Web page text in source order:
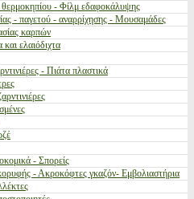
- Φίλμ εδαφοκάλυψης
- παγετού - αναρρίχησης - Μουσαμάδες
καρπών
ελαιόδιχτα
- Πιάτα πλαστικά
- Σπορείς
- Ακροκόφτες γκαζόν- Εμβολιαστήρια